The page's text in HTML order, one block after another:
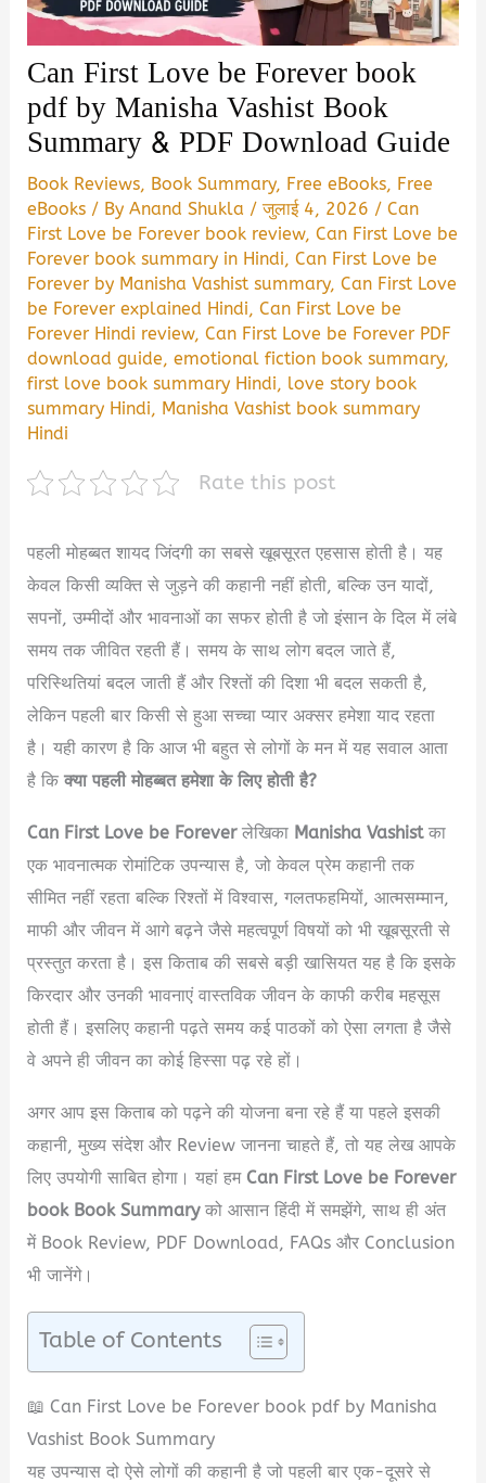
Can First Love be Forever book
pdf by Manisha Vashist Book
Summary & PDF Download Guide
Book Reviews, Book Summary, Free eBooks, Free
eBooks / ByAnand Shukla /जुलाई 4, 2026 /Can
First Love be Forever book review,Can First Love be
Forever book summary in Hindi,Can First Love be
Forever by Manisha Vashist summary,Can First Love
be Forever explained Hindi,Can First Love be
Forever Hindi review,Can First Love be Forever PDF
download guide,emotional fiction book summary,
first love book summary Hindi, love story book
summary Hindi, Manisha Vashist book summary
Hindi
Rate this post
पहली मोहब्बत शायद जिंदगी का सबसे खूबसूरत एहसास होती है। यह
केवल किसी व्यक्ति से जुड़ने की कहानी नहीं होती, बल्कि उन यादों,
सपनों, उम्मीदों और भावनाओं का सफर होती है जो इंसान के दिल में लंबे
समय तक जीवित रहती हैं। समय के साथ लोग बदल जाते हैं,
परिस्थितियां बदल जाती हैं और रिश्तों की दिशा भी बदल सकती है,
लेकिन पहली बार किसी से हुआ सच्चा प्यार अक्सर हमेशा याद रहता
है। यही कारण है कि आज भी बहुत से लोगों के मन में यह सवाल आता
है किक्या पहली मोहब्बत हमेशा के लिए होती है?
Can First Love be Foreverलेखिका Manisha Vashistका
एक भावनात्मक रोमांटिक उपन्यास है, जो केवल प्रेम कहानी तक
सीमित नहीं रहता बल्कि रिश्तों में विश्वास, गलतफहमियों, आत्मसम्मान,
माफी और जीवन में आगे बढ़ने जैसे महत्वपूर्ण विषयों को भी खूबसूरती से
प्रस्तुत करता है। इस किताब की सबसे बड़ी खासियत यह है कि इसके
किरदार और उनकी भावनाएं वास्तविक जीवन के काफी करीब महसूस
होती हैं। इसलिए कहानी पढ़ते समय कई पाठकों को ऐसा लगता है जैसे
वे अपने ही जीवन का कोई हिस्सा पढ़ रहे हों।
अगर आप इस किताब को पढ़ने की योजना बना रहे हैं या पहले इसकी
कहानी, मुख्य संदेश और Review जानना चाहते हैं, तो यह लेख आपके
लिए उपयोगी साबित होगा। यहां हम Can First Love be Forever
book Book Summaryको आसान हिंदी में समझेंगे, साथ ही अंत
में Book Review, PDF Download, FAQs और Conclusion
भी जानेंगे।
Table of Contents
📖 Can First Love be Forever book pdf by Manisha
Vashist Book Summary
यह उपन्यास दो ऐसे लोगों की कहानी है जो पहली बार एक-दूसरे से